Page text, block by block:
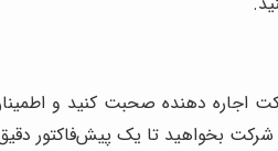
اجاره دهنده صحبت کنید و
بخواهید تا یک پیش‌فاکتور دقیق